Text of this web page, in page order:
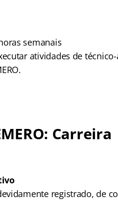
semanais
atividades de
Carreira
registrado, de